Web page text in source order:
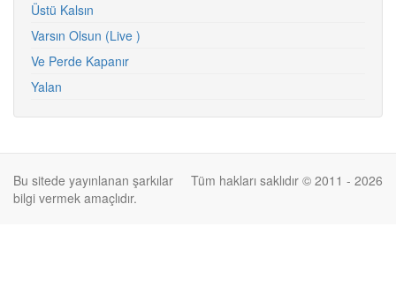
Üstü Kalsın
Varsın Olsun (Live )
Ve Perde Kapanır
Yalan
Tüm hakları saklıdır © 2011 - 2026
Bu sitede yayınlanan şarkılar
bilgi vermek amaçlıdır.